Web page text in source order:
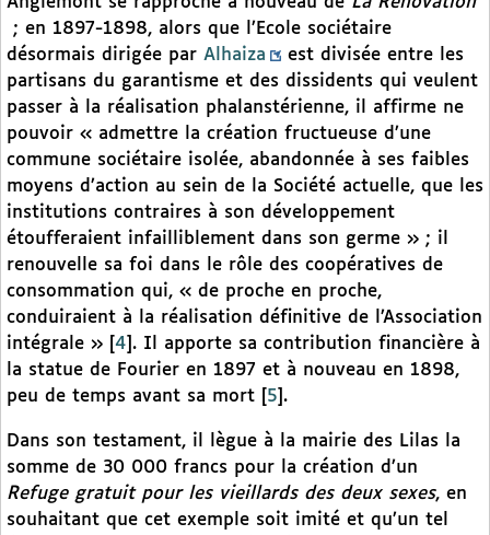
; en 1897-1898, alors que l’Ecole sociétaire
désormais dirigée par Alhaiza
est divisée entre les
partisans du garantisme et des dissidents qui veulent
passer à la réalisation phalanstérienne, il affirme ne
pouvoir « admettre la création fructueuse d’une
commune sociétaire isolée, abandonnée à ses faibles
moyens d’action au sein de la Société actuelle, que les
institutions contraires à son développement
étoufferaient infailliblement dans son germe » ; il
renouvelle sa foi dans le rôle des coopératives de
consommation qui, « de proche en proche,
conduiraient à la réalisation définitive de l’Association
intégrale »
4 . Il apporte sa contribution financière à
la statue de Fourier en 1897 et à nouveau en 1898,
peu de temps avant sa mort
5 .
Dans son testament, il lègue à la mairie des Lilas la
somme de 30 000 francs pour la création d’un
Refuge gratuit pour les vieillards des deux sexes, en
souhaitant que cet exemple soit imité et qu’un tel